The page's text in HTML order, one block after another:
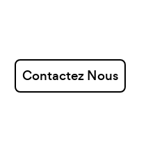
Contactez Nous